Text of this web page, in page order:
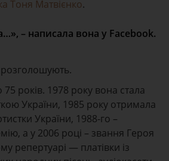
Тоня Матвієнко.
– написала вона у Facebook.
75 років. 1978 року вона стала
України, 1985 року отримала
України, 1988-го –
а у 2006 році – звання Героя
репертуарі — платівки із